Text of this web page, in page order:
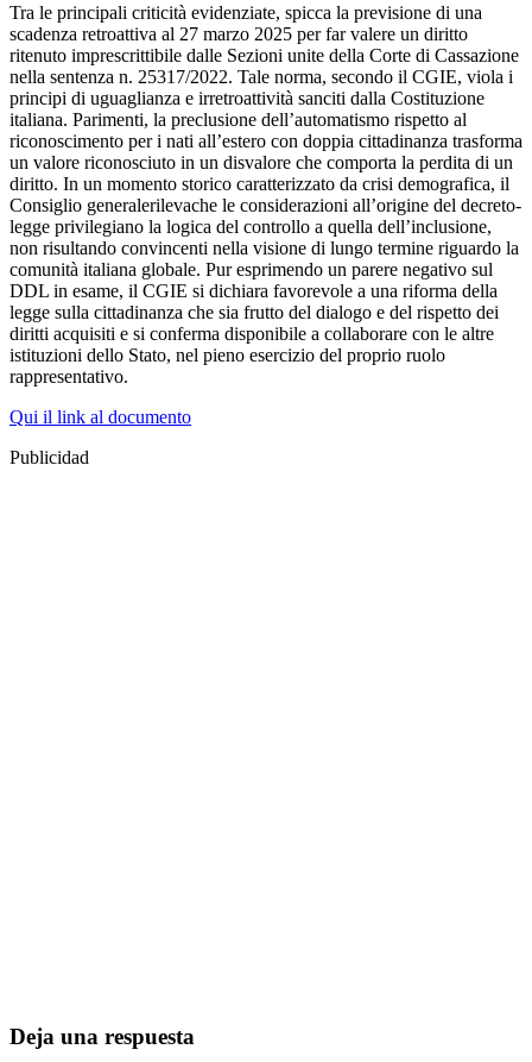
Tra le principali criticità evidenziate, spicca la previsione di una
scadenza retroattiva al 27 marzo 2025 per far valere un diritto
ritenuto imprescrittibile dalle Sezioni unite della Corte di Cassazione
nella sentenza n. 25317/2022. Tale norma, secondo il CGIE, viola i
principi di uguaglianza e irretroattività sanciti dalla Costituzione
italiana. Parimenti, la preclusione dell’automatismo rispetto al
riconoscimento per i nati all’estero con doppia cittadinanza trasforma
un valore riconosciuto in un disvalore che comporta la perdita di un
diritto. In un momento storico caratterizzato da crisi demografica, il
Consiglio generalerilevache le considerazioni all’origine del decreto-
legge privilegiano la logica del controllo a quella dell’inclusione,
non risultando convincenti nella visione di lungo termine riguardo la
comunità italiana globale. Pur esprimendo un parere negativo sul
DDL in esame, il CGIE si dichiara favorevole a una riforma della
legge sulla cittadinanza che sia frutto del dialogo e del rispetto dei
diritti acquisiti e si conferma disponibile a collaborare con le altre
istituzioni dello Stato, nel pieno esercizio del proprio ruolo
rappresentativo.
Qui il link al documento
Publicidad
Deja una respuesta